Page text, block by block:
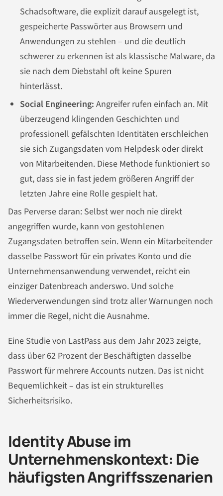
Schadsoftware, die explizit darauf ausgelegt ist,
gespeicherte Passwörter aus Browsern und
Anwendungen zu stehlen – und die deutlich
schwerer zu erkennen ist als klassische Malware, da
sie nach dem Diebstahl oft keine Spuren
hinterlässt.
Social Engineering: Angreifer rufen einfach an. Mit
überzeugend klingenden Geschichten und
professionell gefälschten Identitäten erschleichen
sie sich Zugangsdaten vom Helpdesk oder direkt
von Mitarbeitenden. Diese Methode funktioniert so
gut, dass sie in fast jedem größeren Angriff der
letzten Jahre eine Rolle gespielt hat.
Das Perverse daran: Selbst wer noch nie direkt
angegriffen wurde, kann von gestohlenen
Zugangsdaten betroffen sein. Wenn ein Mitarbeitender
dasselbe Passwort für ein privates Konto und die
Unternehmensanwendung verwendet, reicht ein
einziger Datenbreach anderswo. Und solche
Wiederverwendungen sind trotz aller Warnungen noch
immer die Regel, nicht die Ausnahme.
Eine Studie von LastPass aus dem Jahr 2023 zeigte,
dass über 62 Prozent der Beschäftigten dasselbe
Passwort für mehrere Accounts nutzen. Das ist nicht
Bequemlichkeit – das ist ein strukturelles
Sicherheitsrisiko.
Identity Abuse im
Unternehmenskontext: Die
häufigsten Angriffsszenarien